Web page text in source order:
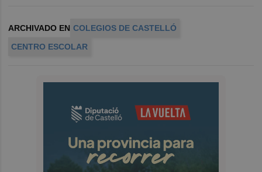
ARCHIVADO EN COLEGIOS DE CASTELLÓ
CENTRO ESCOLAR